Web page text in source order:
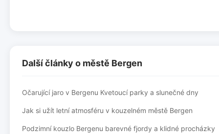
Další články o městě Bergen
Očarující jaro v Bergenu Kvetoucí parky a slunečné dny
Jak si užít letní atmosféru v kouzelném městě Bergen
Podzimní kouzlo Bergenu barevné fjordy a klidné procházky